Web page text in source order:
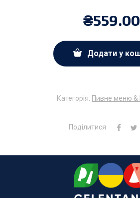
₴559.00
Додати у
Категорія: Пивне меню &
Поділитися